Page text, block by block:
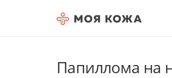
Папиллома на